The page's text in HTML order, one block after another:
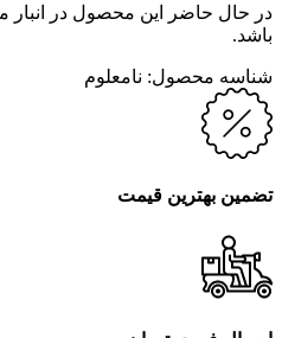
در حال حاضر این محصول در
باشد.
شناسه محصول: نامعلوم
تضمین بهترین قیمت